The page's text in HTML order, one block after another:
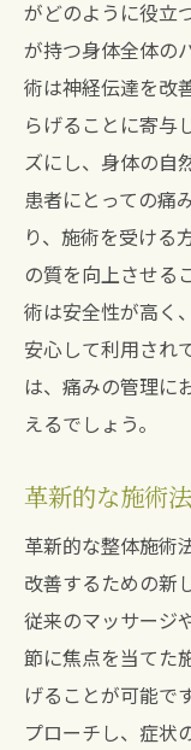
がどのように役立
が持つ身体全体の
術は神経伝達を改
らげることに寄与
ズにし、身体の自
患者にとっての痛
り、施術を受ける
の質を向上させる
術は安全性が高く
安心して利用され
は、痛みの管理に
えるでしょう。
革新的な施術
革新的な整体施術
改善するための新
従来のマッサージ
節に焦点を当てた
げることが可能で
プローチし、症状